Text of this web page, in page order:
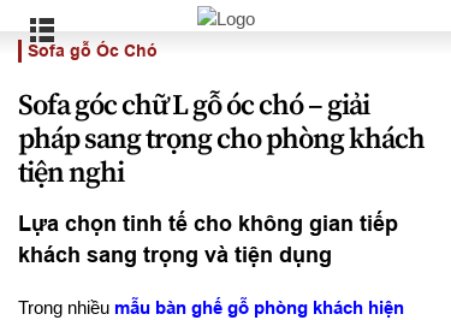
Sofa gỗ Óc Chó
Sofa góc chữ L gỗ óc chó – giải
pháp sang trọng cho phòng khách
tiện nghi
Lựa chọn tinh tế cho không gian tiếp
khách sang trọng và tiện dụng
Trong nhiều mẫu bàn ghế gỗ phòng khách hiện